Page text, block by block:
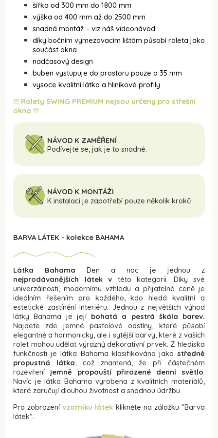
šířka od 300 mm do 1800 mm
výška od 400 mm až do 2500 mm
snadná montáž – viz náš videonávod
díky bočním vymezovacím lištám působí roleta jako
součást okna
nadčasový design
buben vystupuje do prostoru pouze o 35 mm
vysoce kvalitní látka a hliníkové profily
!!! Rolety SWING PREMIUM nejsou určeny pro střešní
okna !!!
NÁVOD K ZAMĚŘENÍ
Podívejte se, jak je to snadné.
NÁVOD K MONTÁŽI
K instalaci je zapotřebí pouze několik kroků.
BARVA LÁTEK - kolekce BAHAMA
Látka Bahama Den a noc je jednou z
nejprodávanějších látek v této kategorii. Díky své
univerzálnosti, modernímu vzhledu a přijatelné ceně je
ideálním řešením pro každého, kdo hledá kvalitní a
estetické zastínění interiéru. Jednou z největších výhod
látky Bahama je její bohatá a pestrá škála barev.
Najdete zde jemné pastelové odstíny, které působí
elegantně a harmonicky, ale i sytější barvy, které z vašich
rolet mohou udělat výrazný dekorativní prvek. Z hlediska
funkčnosti je látka Bahama klasifikována jako středně
propustná látka, což znamená, že při částečném
rozevření jemně propouští přirozené denní světlo.
Navíc je látka Bahama vyrobena z kvalitních materiálů,
které zaručují dlouhou životnost a snadnou údržbu.
Pro zobrazenívzorníku látek klikněte na záložku"Barva
látek".